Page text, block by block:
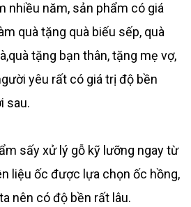
nhiều năm, sản phẩm có giá
quà tặng quà biếu sếp, quà
tặng bạn thân, tặng mẹ vợ,
yêu rất có giá trị độ bền
sau.
sấy xử lý gỗ kỹ lưỡng ngay từ
liệu ốc được lựa chọn ốc hồng,
nên có độ bền rất lâu.